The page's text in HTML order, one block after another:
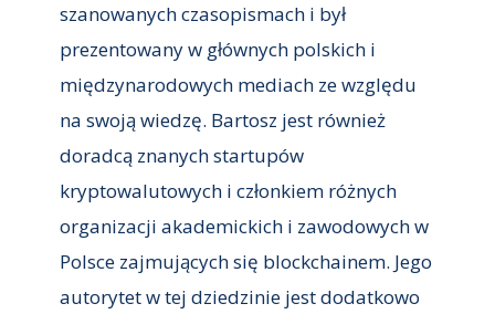
szanowanych czasopismach i był
prezentowany w głównych polskich i
międzynarodowych mediach ze względu
na swoją wiedzę. Bartosz jest również
doradcą znanych startupów
kryptowalutowych i członkiem różnych
organizacji akademickich i zawodowych w
Polsce zajmujących się blockchainem. Jego
autorytet w tej dziedzinie jest dodatkowo